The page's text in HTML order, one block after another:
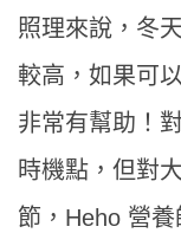
照理來說，冬
較高，如果可
非常有幫助！
時機點，但對
節，Heho 營